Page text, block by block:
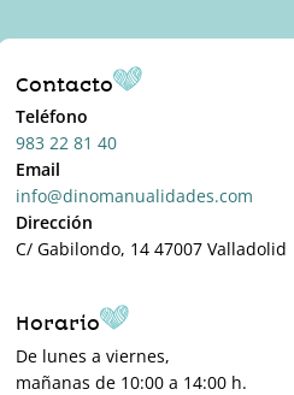
Contacto
Teléfono
983 22 81 40
Email
info@dinomanualidades.com
Dirección
C/ Gabilondo, 14 47007 Valladolid
Horario
De lunes a viernes,
mañanas de 10:00 a 14:00 h.